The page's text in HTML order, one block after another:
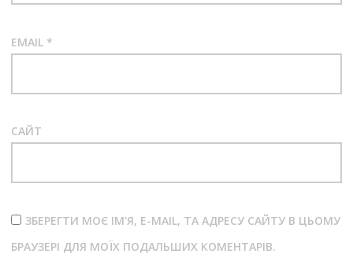
EMAIL *
САЙТ
ЗБЕРЕГТИ МОЄ ІМ'Я, E-MAIL, ТА АДРЕСУ САЙТУ В ЦЬОМУ
БРАУЗЕРІ ДЛЯ МОЇХ ПОДАЛЬШИХ КОМЕНТАРІВ.